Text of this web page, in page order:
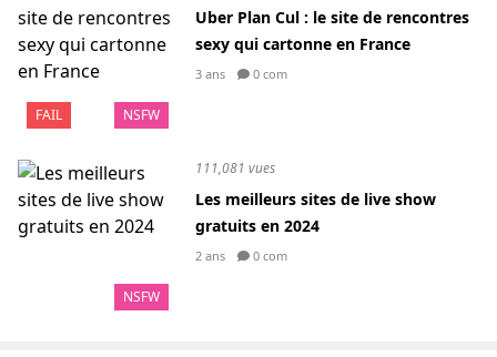
FAIL NSFW
Uber Plan Cul : le site de rencontres
sexy qui cartonne en France
3 ans 0 com
NSFW
111,081 vues
Les meilleurs sites de live show
gratuits en 2024
2 ans 0 com